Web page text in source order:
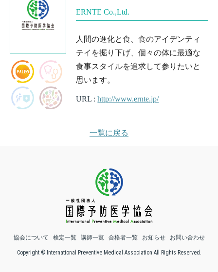
ERNTE Co.,Ltd.
人間の進化と食、食のアイデンティ
テイを掘り下げ、個々の体に最適な
食事スタイルを追求して参りたいと
思います。
URL :http://www.ernte.jp/
一覧に戻る
協会について 検定一覧 講師一覧 合格者一覧 お知らせ お問い合わせ
Copyright © International Preventive Medical Association All Rights Reserved.